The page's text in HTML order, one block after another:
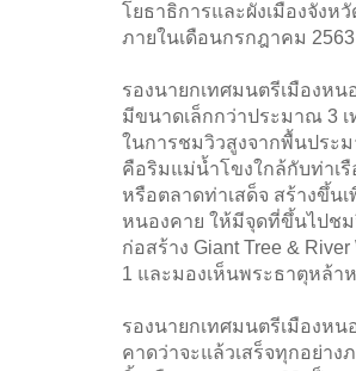
โยธาธิการและผังเมืองจังห
ภายในเดือนกรกฎาคม 2563
รองนายกเทศมนตรีเมืองหน
มีขนาดเล็กกว่าประมาณ 3
ในการชมวิวสูงจากพื้นประม
คือริมแม่น้ำโขงใกล้กับท่าเ
หรือตลาดท่าเสด็จ สร้างขึ้น
หนองคาย ให้มีจุดที่ขึ้นไปชม
ก่อสร้าง Giant Tree &
1 และมองเห็นพระธาตุหล้า
รองนายกเทศมนตรีเมืองห
คาดว่าจะแล้วเสร็จทุกอย่า